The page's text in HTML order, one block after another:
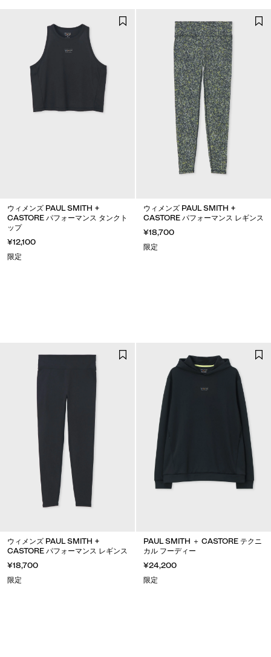
ウィメンズ PAUL SMITH +
CASTORE パフォーマンス タンクト
ップ
¥12,100
限定
ウィメンズ PAUL SMITH +
CASTORE パフォーマンス レギンス
¥18,700
限定
ウィメンズ PAUL SMITH +
CASTORE パフォーマンス レギンス
¥18,700
限定
PAUL SMITH ＋ CASTORE テクニ
カル フーディー
¥24,200
限定